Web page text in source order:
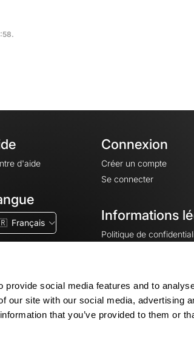
social media features and to
our site with our social media, advertising
that you’ve provided to them or
d'aide
Français
Connexion
Créer un compte
Se connecter
Informations
Politique de
Mentions légales
Paramètres des cookies